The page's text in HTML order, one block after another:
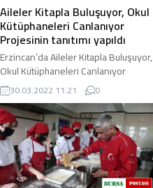
Aileler Kitapla Buluşuyor, Okul
Kütüphaneleri Canlanıyor
Projesinin tanıtımı yapıldı
Erzincan’da Aileler Kitapla Buluşuyor,
Okul Kütüphaneleri Canlanıyor
Projesinin tanıtımı yapıldı. Milli Eğitim
Bakanlığının "Kütüphanesiz Okul ...
30.03.2022 11:21 0